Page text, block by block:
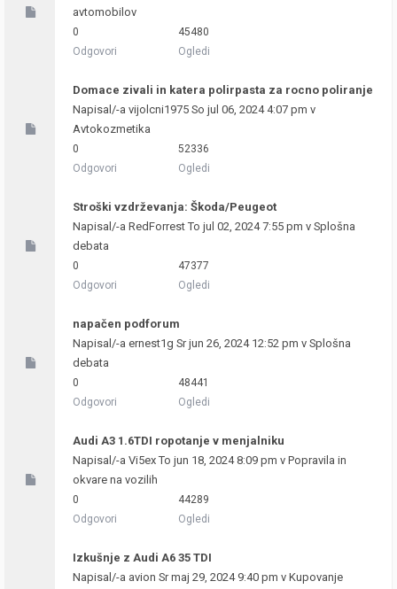
avtomobilov
0
Odgovori
45480
Ogledi
Domace zivali in katera polirpasta za rocno poliranje
Napisal/-a vijolcni1975 So jul 06, 2024 4:07 pm v
Avtokozmetika
0
Odgovori
52336
Ogledi
Stroški vzdrževanja: Škoda/Peugeot
Napisal/-a RedForrestTo jul 02, 2024 7:55 pm v Splošna
debata
0
Odgovori
47377
Ogledi
napačen podforum
Napisal/-a ernest1g Sr jun 26, 2024 12:52 pm v Splošna
debata
0
Odgovori
48441
Ogledi
Audi A3 1.6TDI ropotanje v menjalniku
Napisal/-a Vi5exTo jun 18, 2024 8:09 pm v Popravila in
okvare na vozilih
0
Odgovori
44289
Ogledi
Izkušnje z Audi A6 35 TDI
Napisal/-a avion Sr maj 29, 2024 9:40 pm v Kupovanje